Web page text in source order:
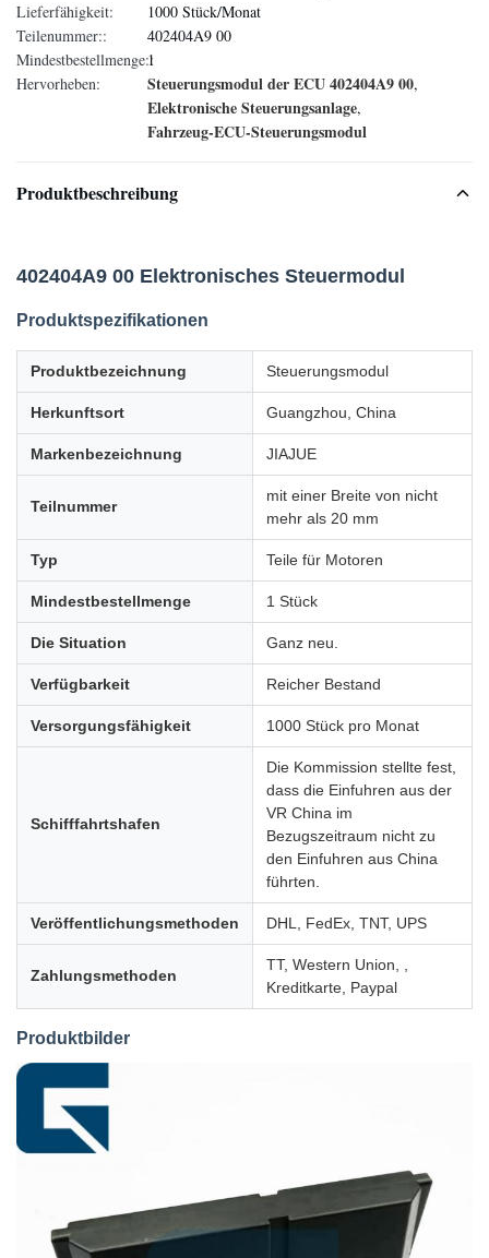
Lieferfähigkeit:
1000 Stück/Monat
Teilenummer::
402404A9 00
Mindestbestellmenge::
1
Hervorheben:
Steuerungsmodul der ECU 402404A9 00,
Elektronische Steuerungsanlage,
Fahrzeug-ECU-Steuerungsmodul
Produktbeschreibung
402404A9 00 Elektronisches Steuermodul
Produktspezifikationen
Produktbezeichnung Steuerungsmodul
Herkunftsort Guangzhou, China
Markenbezeichnung JIAJUE
Teilnummer
mit einer Breite von nicht
mehr als 20 mm
Typ Teile für Motoren
Mindestbestellmenge 1 Stück
Die Situation Ganz neu.
Verfügbarkeit Reicher Bestand
Versorgungsfähigkeit 1000 Stück pro Monat
Schifffahrtshafen
Die Kommission stellte fest,
dass die Einfuhren aus der
VR China im
Bezugszeitraum nicht zu
den Einfuhren aus China
führten.
Veröffentlichungsmethoden DHL, FedEx, TNT, UPS
Zahlungsmethoden
TT, Western Union, ,
Kreditkarte, Paypal
Produktbilder